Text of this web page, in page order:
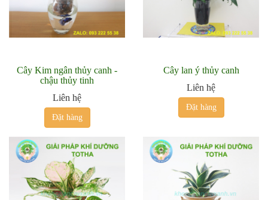
Cây Kim ngân thủy canh -
chậu thủy tinh
Liên hệ
Đặt hàng
Cây lan ý thủy canh
Liên hệ
Đặt hàng